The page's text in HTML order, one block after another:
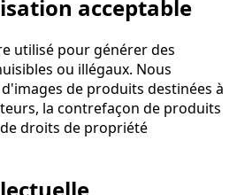
acceptable
utilisé pour générer des
ou illégaux. Nous
de produits destinées à
la contrefaçon de produits
droits de propriété